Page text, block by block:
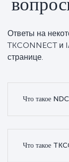
Ответы на
TKCONNECT и
странице.
Что такое
Что такое